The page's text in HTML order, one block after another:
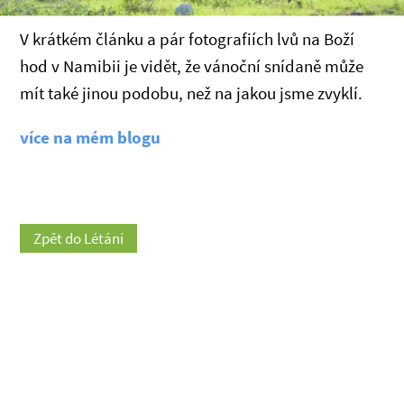
V krátkém článku a pár fotografiích lvů na Boží
hod v Namibii je vidět, že vánoční snídaně může
mít také jinou podobu, než na jakou jsme zvyklí.
více na mém blogu
Zpět do Létání